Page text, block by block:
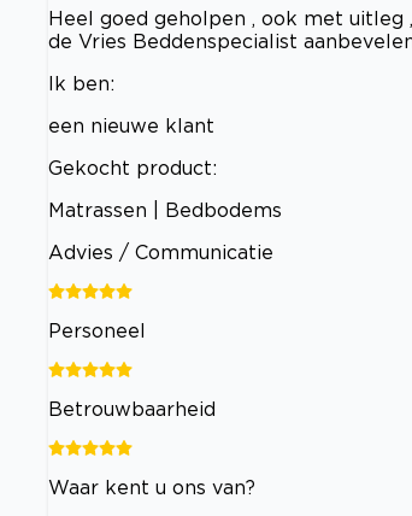
Heel goed geholpen , ook met
de Vries Beddenspecialist
Ik ben:
een nieuwe klant
Gekocht product:
Matrassen | Bedbodems
Advies / Communicatie
Personeel
Betrouwbaarheid
Waar kent u ons van?